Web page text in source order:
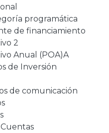
programática
de financiamiento
2
Anual (POA)A
de Inversión
de comunicación